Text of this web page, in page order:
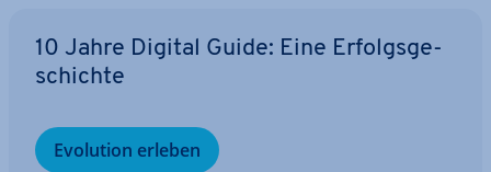
10 Jahre Digital Guide: Eine Er­folgs­ge­
schich­te
Evolution erleben